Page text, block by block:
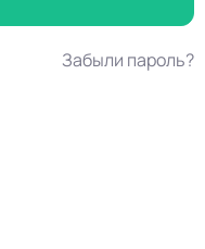
Забыли пароль?